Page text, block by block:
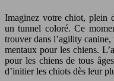
Imaginez votre chiot, plein
un tunnel coloré. Ce
trouver dans l’agility
mentaux pour les chiens.
pour les chiens de tous
d’initier les chiots dès leur